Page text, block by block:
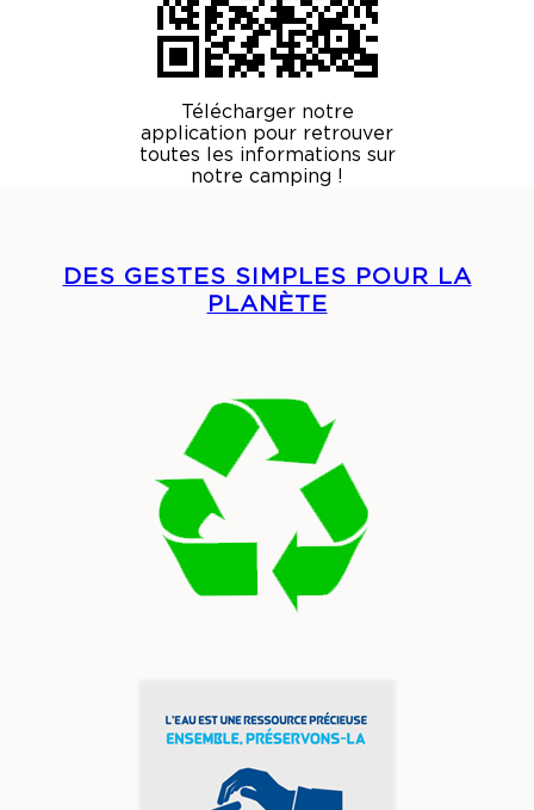
Télécharger notre
application pour retrouver
toutes les informations sur
notre camping !
DES GESTES SIMPLES POUR LA
PLANÈTE